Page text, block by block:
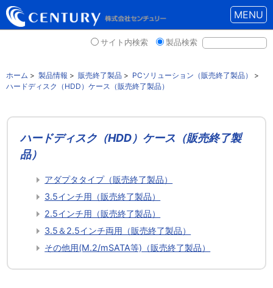
MENU
サイト内検索 製品検索
ホーム > 製品情報 > 販売終了製品 > PCソリューション（販売終了製品）
>
ハードディスク（HDD）ケース（販売終了製品）
ハードディスク（HDD）ケース（販売終了製
品）
アダプタタイプ（販売終了製品）
3.5インチ用（販売終了製品）
2.5インチ用（販売終了製品）
3.5＆2.5インチ両用（販売終了製品）
その他用(M.2/mSATA等)（販売終了製品）